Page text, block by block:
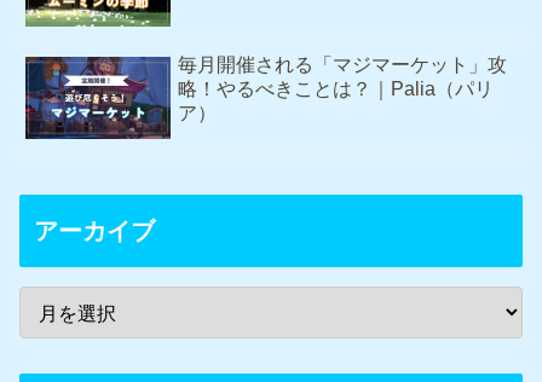
毎月開催される「マジマーケット」攻
略！やるべきことは？｜Palia（パリ
ア）
アーカイブ